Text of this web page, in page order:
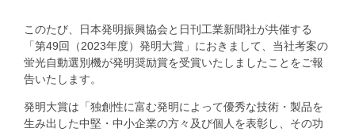
このたび、日本発明振興協会と日刊工業新聞社が共催する
「第49回（2023年度）発明大賞」におきまして、当社考案の
蛍光自動選別機が発明奨励賞を受賞いたしましたことをご報
告いたします。
発明大賞は「独創性に富む発明によって優秀な技術・製品を
生み出した中堅・中小企業の方々及び個人を表彰し、その功